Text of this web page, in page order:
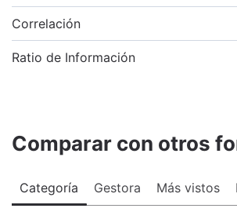
Correlación
Ratio de Información
Comparar con otros
Categoría Gestora Más vistos